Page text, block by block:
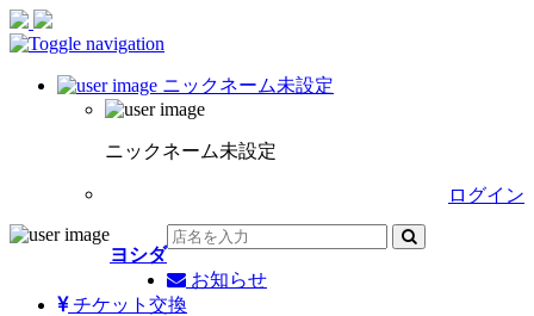
Toggle navigation
ニックネーム未設定
ニックネーム未設定
ログイン
ヨシダ
お知らせ
チケット交換